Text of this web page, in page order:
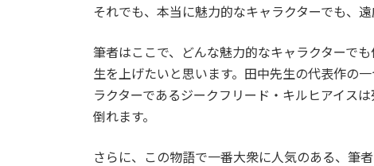
それでも、本当に魅力的なキャラクターでも、
筆者はここで、どんな魅力的なキャラクターで
生を上げたいと思います。田中先生の代表作の
ラクターであるジークフリード・キルヒアイス
倒れます。
さらに、この物語で一番大衆に人気のある、筆